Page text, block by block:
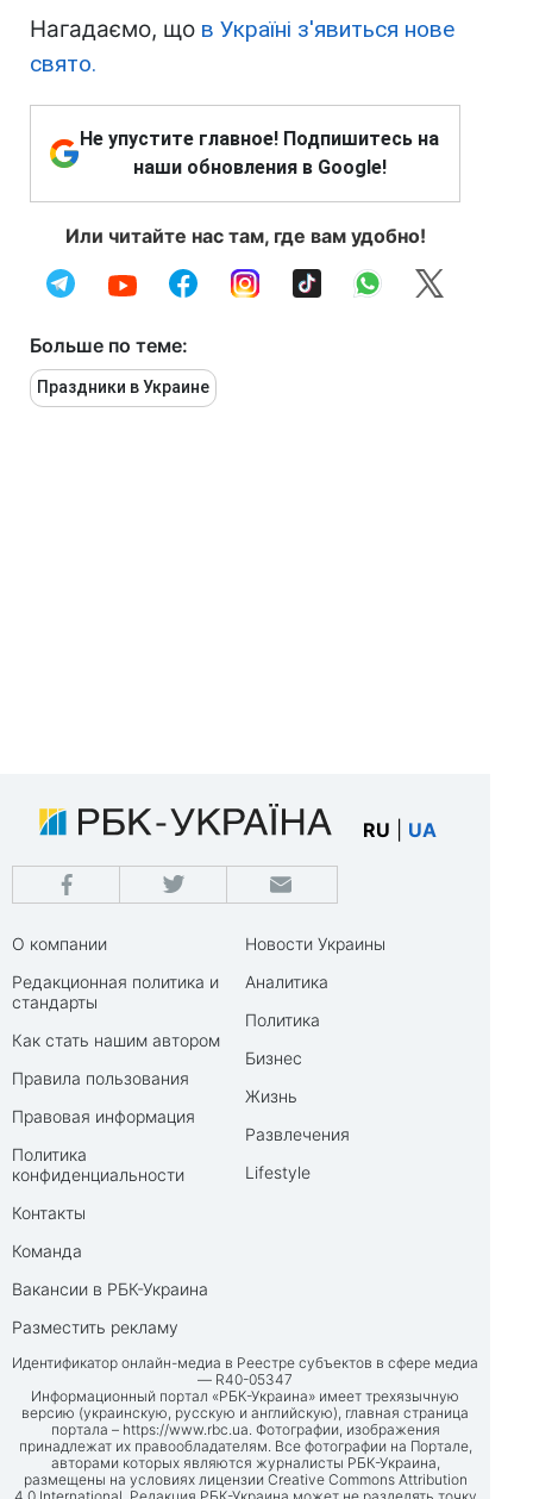
Нагадаємо, що в Україні з'явиться нове
свято.
Не упустите главное! Подпишитесь на
наши обновления в Google!
Или читайте нас там, где вам удобно!
Больше по теме:
Праздники в Украине
RU UA
О компании
Редакционная политика и
стандарты
Как стать нашим автором
Правила пользования
Правовая информация
Политика
конфиденциальности
Контакты
Команда
Вакансии в РБК-Украина
Разместить рекламу
Новости Украины
Аналитика
Политика
Бизнес
Жизнь
Развлечения
Lifestyle
Идентификатор онлайн-медиа в Реестре субъектов в сфере медиа
— R40-05347
Информационный портал «РБК-Украина» имеет трехязычную
версию (украинскую, русскую и английскую), главная страница
портала – https://www.rbc.ua. Фотографии, изображения
принадлежат их правообладателям. Все фотографии на Портале,
авторами которых являются журналисты РБК-Украина,
размещены на условиях лицензии Creative Commons Attribution